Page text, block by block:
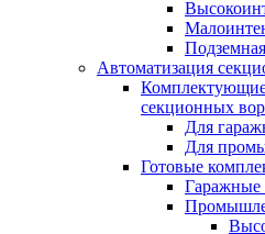
Автоматизация
Комплектующие
секционных
Для
Для
Готовые
Гаражные